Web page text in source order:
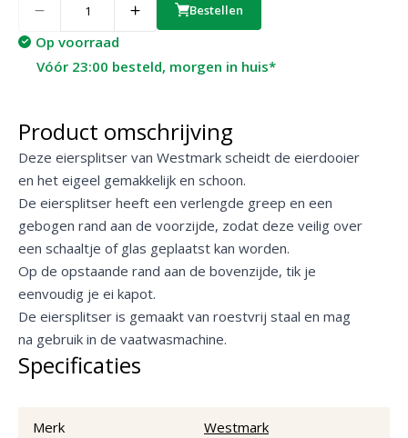
Bestellen
Op voorraad
Vóór 23:00 besteld, morgen in huis*
Product omschrijving
Deze eiersplitser van Westmark scheidt de eierdooier
en het eigeel gemakkelijk en schoon.
De eiersplitser heeft een verlengde greep en een
gebogen rand aan de voorzijde, zodat deze veilig over
een schaaltje of glas geplaatst kan worden.
Op de opstaande rand aan de bovenzijde, tik je
eenvoudig je ei kapot.
De eiersplitser is gemaakt van roestvrij staal en mag
na gebruik in de vaatwasmachine.
Specificaties
Merk Westmark